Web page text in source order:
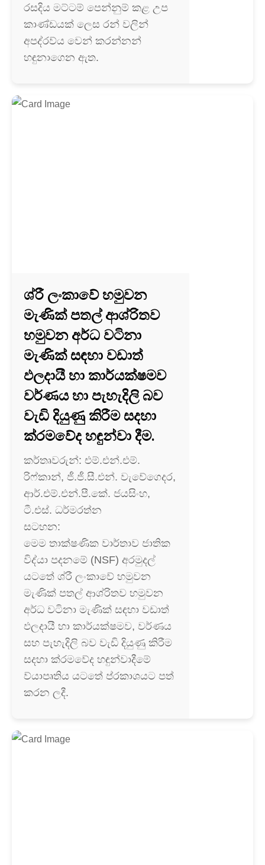
රසදිය මට්ටම් පෙන්නුම් කළ උප
කාණ්ඩයක් ලෙස රන් වලින්
අපද්රව්ය වෙන් කරන්නන්
හඳුනාගෙන ඇත.
ශ්රී ලංකාවේ හමුවන
මැණික් පතල් ආශ්රිතව
හමුවන අර්ධ වටිනා
මැණික් සඳහා වඩාත්
ඵලදායී හා කාර්යක්ෂමව
වර්ණය හා පැහැදිලි බව
වැඩි දියුණු කිරීම සදහා
ක්රමවේද හඳුන්වා දීම.
කර්තෘවරුන්: එම්.එන්.එම්.
රිෆ්කාන්, ජී.ජී.සී.එන්. වැවේගෙදර,
ආර්.එම්.එන්.පී.කේ. ජයසිංහ,
ටී.එස්. ධර්මරත්න
සටහන:
මෙම තාක්ෂණික වාර්තාව ජාතික
විද්යා පදනමේ (NSF) අරමුදල්
යටතේ ශ්රී ලංකාවේ හමුවන
මැණික් පතල් ආශ්රිතව හමුවන
අර්ධ වටිනා මැණික් සඳහා වඩාත්
ඵලදායී හා කාර්යක්ෂමව, වර්ණය
සහ පැහැදිලි බව වැඩි දියුණු කිරීම
සදහා ක්රමවේද හඳුන්වාදීමේ
ව්යාපෘතිය යටතේ ප්රකාශයට පත්
කරන ලදී.